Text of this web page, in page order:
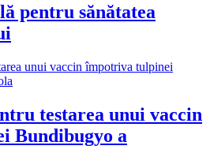
pentru sănătatea
testarea unui vaccin
Bundibugyo a